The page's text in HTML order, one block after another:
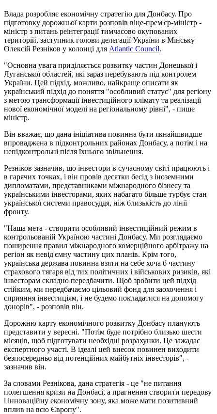
Влада розробляє економічну стратегію для Донбасу. Про
підготовку дорожньої карти розповів віце-прем'єр-міністр -
міністр з питань реінтеграції тимчасово окупованих
територій, заступник голови делегації України в Мінську
Олексій Резніков у колонці для Atlantic Council.
"Основна увага приділяється розвитку частин Донецької і
Луганської областей, які зараз перебувають під контролем
України. Цей підхід, можливо, найкраще описати як
український підхід до поняття "особливий статус" для регіону
з метою трансформації інвестиційного клімату та реалізації
нової економічної моделі на регіональному рівні", - пише
міністр.
Він вважає, що дана ініціатива повинна бути якнайшвидше
впроваджена в підконтрольних районах Донбасу, а потім і на
непідконтрольні після їхнього звільнення.
Резніков зазначив, що інвестори в сучасному світі працюють і
в гарячих точках, і він провів десятки бесід з іноземними
дипломатами, представниками міжнародного бізнесу та
українськими інвесторами, яких набагато більше турбує стан
української системи правосуддя, ніж близькість до лінії
фронту.
"Наша мета - створити особливий інвестиційний режим в
контрольованій Україною частині Донбасу. Ми розглядаємо
поширення правил міжнародного комерційного арбітражу на
регіон як невід'ємну частину цих планів. Крім того,
українська держава повинна взяти на себе хоча б частину
страхового тягаря від тих політичних і військових ризиків, які
інвесторам складно передбачити. Щоб зробити цей підхід
стійким, ми передбачаємо цільовий фонд для заохочення і
сприяння інвестиціям, і не будемо покладатися на допомогу
донорів", - розповів він.
Дорожню карту економічного розвитку Донбасу планують
представити у вересні. "Потім буде потрібно близько шести
місяців, щоб підготувати необхідні розрахунки. Це зажадає
експертного участі. В ідеалі цей внесок повинен виходити
безпосередньо від потенційних майбутніх інвесторів", -
зазначив він.
За словами Резнікова, дана стратегія - це "не питання
полегшення кризи на Донбасі, а прагнення створити передову
і інноваційну економічну зону, яка може мати позитивний
вплив на всю Європу".